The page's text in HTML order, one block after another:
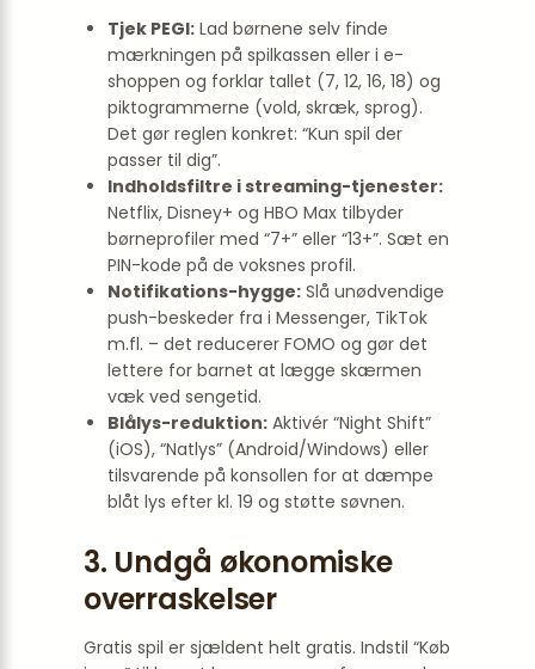
Tjek PEGI: Lad børnene selv finde
mærkningen på spilkassen eller i e-
shoppen og forklar tallet (7, 12, 16, 18) og
piktogrammerne (vold, skræk, sprog).
Det gør reglen konkret: “Kun spil der
passer til dig”.
Indholdsfiltre i streaming-tjenester:
Netflix, Disney+ og HBO Max tilbyder
børneprofiler med “7+” eller “13+”. Sæt en
PIN-kode på de voksnes profil.
Notifikations-hygge: Slå unødvendige
push-beskeder fra i Messenger, TikTok
m.fl. – det reducerer FOMO og gør det
lettere for barnet at lægge skærmen
væk ved sengetid.
Blålys-reduktion: Aktivér “Night Shift”
(iOS), “Natlys” (Android/Windows) eller
tilsvarende på konsollen for at dæmpe
blåt lys efter kl. 19 og støtte søvnen.
3. Undgå økonomiske
overraskelser
Gratis spil er sjældent helt gratis. Indstil “Køb